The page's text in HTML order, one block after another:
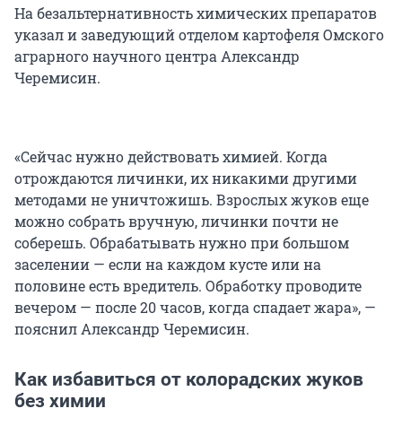
На безальтернативность химических препаратов
указал и заведующий отделом картофеля Омского
аграрного научного центра Александр
Черемисин.
«Сейчас нужно действовать химией. Когда
отрождаются личинки, их никакими другими
методами не уничтожишь. Взрослых жуков еще
можно собрать вручную, личинки почти не
соберешь. Обрабатывать нужно при большом
заселении — если на каждом кусте или на
половине есть вредитель. Обработку проводите
вечером — после 20 часов, когда спадает жара», —
пояснил Александр Черемисин.
Как избавиться от колорадских жуков
без химии